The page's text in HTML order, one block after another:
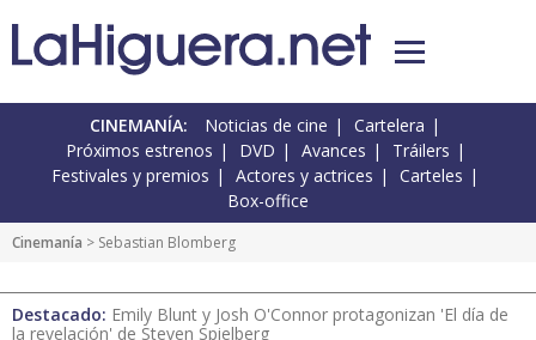
CINEMANÍA: Noticias de cine
Cartelera
Próximos estrenos
DVD Avances
Tráilers
Festivales y premios
Actores y actrices
Carteles
Box-office
Cinemanía > Sebastian Blomberg
Destacado: Emily Blunt y Josh O'Connor protagonizan 'El día de
la revelación' de Steven Spielberg